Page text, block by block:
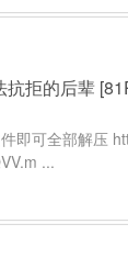
拒的后辈
即可全部解压
...